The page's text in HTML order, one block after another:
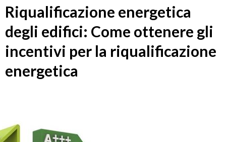
Riqualificazione energetica
degli edifici: Come ottenere gli
incentivi per la riqualificazione
energetica